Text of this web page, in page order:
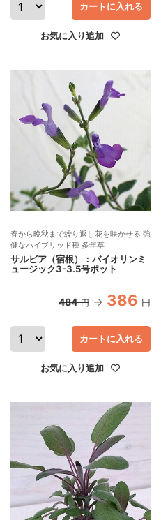
カートに入れる
お気に入り追加
春から晩秋まで繰り返し花を咲かせる 強
健なハイブリッド種 多年草
サルビア（宿根）：バイオリンミ
ュージック3-3.5号ポット
484 円 386 円
カートに入れる
お気に入り追加